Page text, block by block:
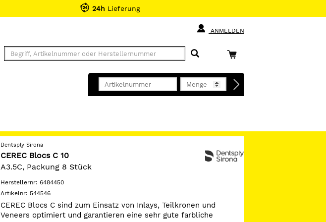
24h Lieferung
ANMELDEN
Dentsply Sirona
CEREC Blocs C 10
A3.5C, Packung 8 Stück
Herstellernr: 6484450
Artikelnr: 544546
CEREC Blocs C sind zum Einsatz von Inlays, Teilkronen und
Veneers optimiert und garantieren eine sehr gute farbliche